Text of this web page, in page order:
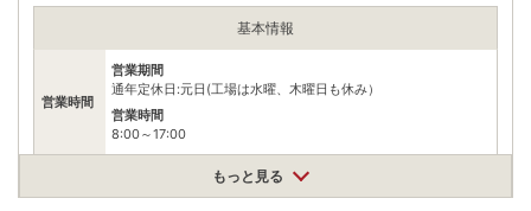
地を使ったパンケーキ生地で作成するといった他ではできない体験なの
で時間がある方にはオススメだ。基本情報
営業時間
営業期間
通年定休日:元日(工場は水曜、木曜日も休み）
営業時間
8:00～17:00
【ドラ·パンケーキ作り体験】大人2000円/込、小人1500円/込
もっと見る